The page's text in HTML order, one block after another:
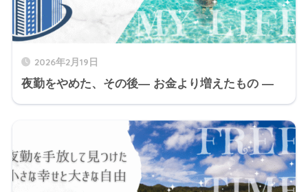
2026年2月19日
夜勤をやめた、その後― お金より増えたもの ―